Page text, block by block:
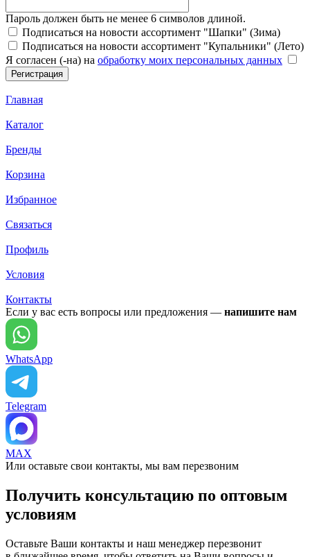
Пароль должен быть не менее 6 символов длиной.
Подписаться на новости ассортимент "Шапки" (Зима)
Подписаться на новости ассортимент "Купальники" (Лето)
Я согласен (-на) на обработку моих персональных данных
Главная
Каталог
Бренды
Корзина
Избранное
Связаться
Профиль
Условия
Контакты
Если у вас есть вопросы или предложения — напишите нам
WhatsApp
Telegram
MAX
Или оставьте свои контакты, мы вам перезвоним
Получить консультацию по оптовым
условиям
Оставьте Ваши контакты и наш менеджер перезвонит